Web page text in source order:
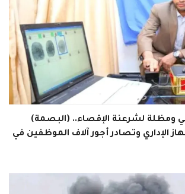
ومظلة لشرعنة الإقصاء.. (البصمة)
الإداري وتصادر أجور آلاف الموظفين في